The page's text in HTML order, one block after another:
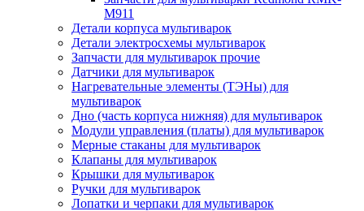
M911
Детали корпуса мультиварок
Детали электросхемы мультиварок
Запчасти для мультиварок прочие
Датчики для мультиварок
Нагревательные элементы (ТЭНы) для
мультиварок
Дно (часть корпуса нижняя) для мультиварок
Модули управления (платы) для мультиварок
Мерные стаканы для мультиварок
Клапаны для мультиварок
Крышки для мультиварок
Ручки для мультиварок
Лопатки и черпаки для мультиварок